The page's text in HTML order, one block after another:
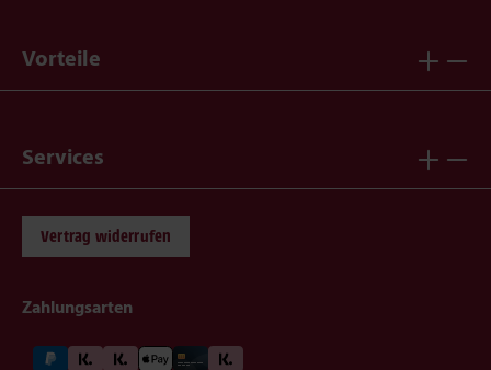
Vorteile
Services
Vertrag widerrufen
Zahlungsarten